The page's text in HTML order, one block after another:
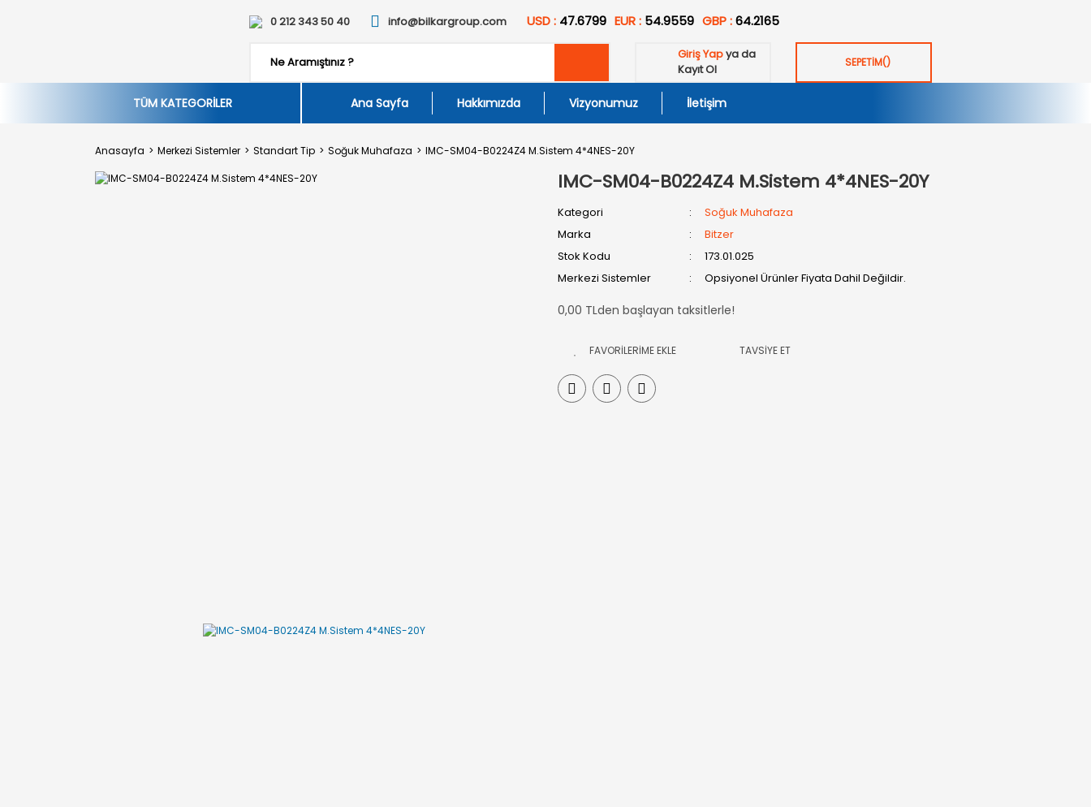
0 212 343 50 40 info@bilkargroup.com USD : 47.6799 EUR : 54.9559 GBP :64.2165
Giriş Yapya da
Kayıt Ol
SEPETİM()
TÜM KATEGORİLER Ana Sayfa Hakkımızda Vizyonumuz İletişim
Anasayfa Merkezi Sistemler Standart Tip Soğuk Muhafaza IMC-SM04-B0224Z4 M.Sistem 4*4NES-20Y
IMC-SM04-B0224Z4 M.Sistem 4*4NES-20Y
Kategori
Soğuk Muhafaza
Marka
Bitzer
Stok Kodu
173.01.025
Merkezi Sistemler
Opsiyonel Ürünler Fiyata Dahil Değildir.
0,00 TLden başlayan taksitlerle!
TAVSİYE ET